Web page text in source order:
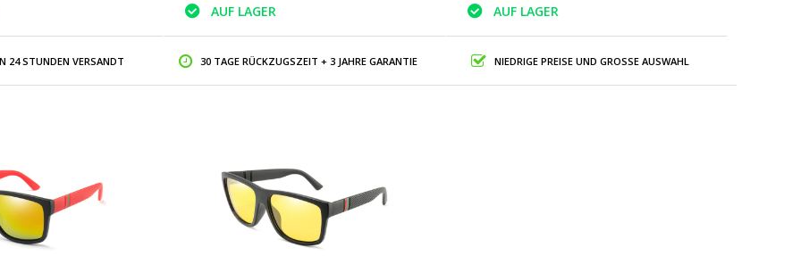
AUF LAGER AUF LAGER
24 STUNDEN VERSANDT 30 TAGE RÜCKZUGSZEIT + 3 JAHRE GARANTIE NIEDRIGE PREISE UND GROSSE AUSWAHL